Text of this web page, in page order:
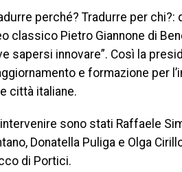
perché? Tradurre per
classico Pietro Giannone di
sapersi innovare”. Così la
e formazione per
città italiane.
sono stati Raffaele
Donatella Puliga e Olga
di Portici.